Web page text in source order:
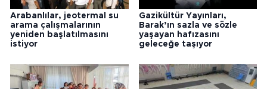
Arabanlılar, jeotermal su
arama çalışmalarının
yeniden başlatılmasını
istiyor
Gazikültür Yayınları,
Barak’ın sazla ve sözle
yaşayan hafızasını
geleceğe taşıyor